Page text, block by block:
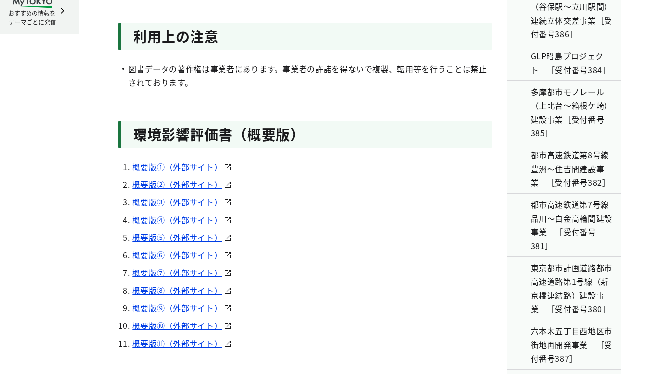
おすすめの情報を
テーマごとに発信
利用上の注意
図書データの著作権は事業者にあります。事業者の許諾を得ないで複製、転用等を行うことは禁止
されております。
環境影響評価書（概要版）
概要版①（外部サイト）
概要版②（外部サイト）
概要版③（外部サイト）
概要版④（外部サイト）
概要版⑤（外部サイト）
概要版⑥（外部サイト）
概要版⑦（外部サイト）
概要版⑧（外部サイト）
概要版⑨（外部サイト）
概要版⑩（外部サイト）
概要版⑪（外部サイト）
（谷保駅～立川駅間）
連続立体交差事業［受
付番号386］
GLP昭島プロジェク
ト ［受付番号384］
多摩都市モノレール
（上北台～箱根ケ崎）
建設事業［受付番号
385］
都市高速鉄道第8号線
豊洲～住吉間建設事
業 ［受付番号382］
都市高速鉄道第7号線
品川～白金高輪間建設
事業 ［受付番号
381］
東京都市計画道路都市
高速道路第1号線（新
京橋連結路）建設事
業 ［受付番号380］
六本木五丁目西地区市
街地再開発事業 ［受
付番号387］